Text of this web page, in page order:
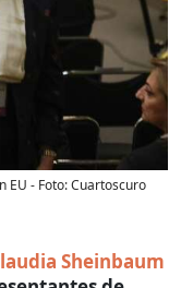
EU - Foto:Cuartoscuro
Sheinbaum